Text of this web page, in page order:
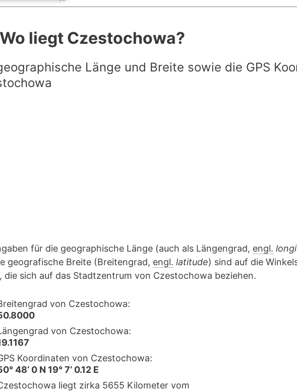
liegt Czestochowa?
Länge und Breite sowie die GPS
für die geographische Länge (auch als Längengrad, engl.
geografische Breite (Breitengrad, engl. latitude) sind auf die
die sich auf das Stadtzentrum von Czestochowa beziehen.
von Czestochowa:
von Czestochowa:
Koordinaten von Czestochowa:
48‘ 0 N 19° 7‘ 0.12 E
liegt zirka 5655 Kilometer vom